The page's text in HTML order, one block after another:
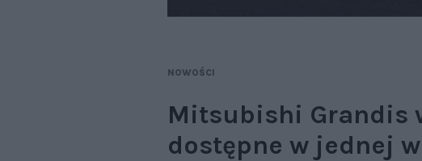
NOWOŚCI
Mitsubishi Grandis
dostępne w jednej